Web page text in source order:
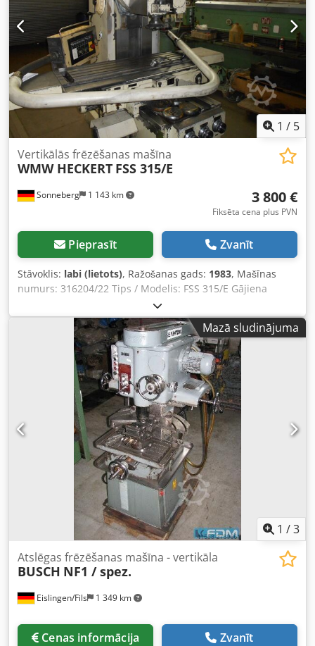
1 / 5
Sonneberg 1 143 km
Vertikālās frēzēšanas mašīna
WMW HECKERT FSS 315/E
3 800 €
Fiksēta cena plus PVN
Pieprasīt Zvanīt
Stāvoklis: labi (lietots), Ražošanas gads: 1983, Mašīnas
numurs: 316204/22 Tips / Modelis: FSS 315/E Gājiena
attālumi x-y-z: 850 – 280 – 355 mm Galds: 1.200 x 370 mm
Piestiprinājuma virsma: 1.060 x 260 mm Apgriezienu
diapazons: 28 līdz 1.400 apgr./min Vārpstas stiprinājums:
SK 50 Vārpstas izvirzījums: 80 mm Barošana x un y asij: 16
līdz 800 mm/min Dcjdsfli Afopfx Ag Ujk Barošana z asij: 5
līdz 250 mm/min Pieslēgums: 8 kW Piederumi / aprīkojums:
pagriežama galva Stāvoklis: labs Svars: 4 t Izmēri: 2.000 x
2.000 x 2.400 mm
Mazā sludinājuma
1 /3
Eislingen/Fils 1 349 km
Atslēgas frēzēšanas mašīna - vertikāla
BUSCH NF1 / spez.
Cenas informācija Zvanīt